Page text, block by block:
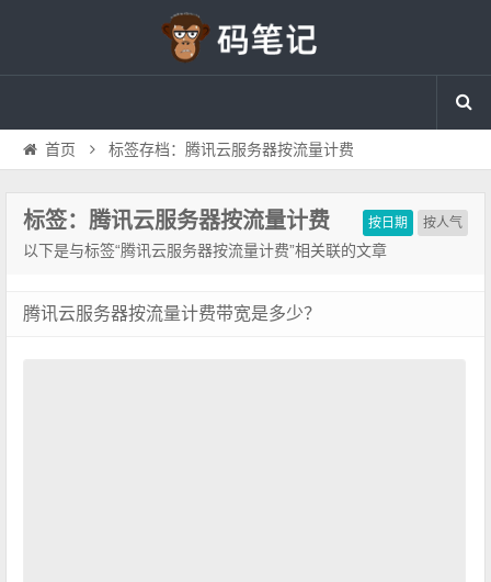
首页 标签存档：腾讯云服务器按流量计费
按日期 按人气
标签：腾讯云服务器按流量计费
以下是与标签“腾讯云服务器按流量计费”相关联的文章
腾讯云服务器按流量计费带宽是多少？